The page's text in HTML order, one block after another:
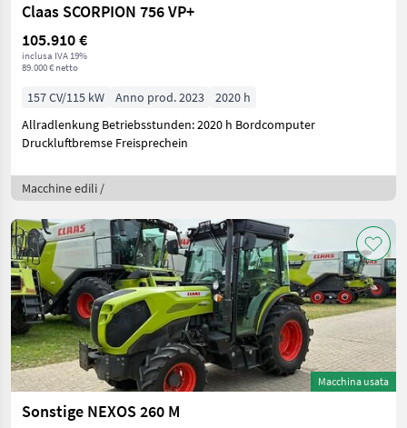
Claas SCORPION 756 VP+
105.910 €
inclusa IVA 19%
89.000 € netto
157 CV/115 kW Anno prod. 2023
2020 h
Allradlenkung Betriebsstunden: 2020 h Bordcomputer
Druckluftbremse Freisprechein
Macchine edili /
Macchina usata
Sonstige NEXOS 260 M